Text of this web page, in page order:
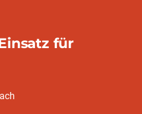
für